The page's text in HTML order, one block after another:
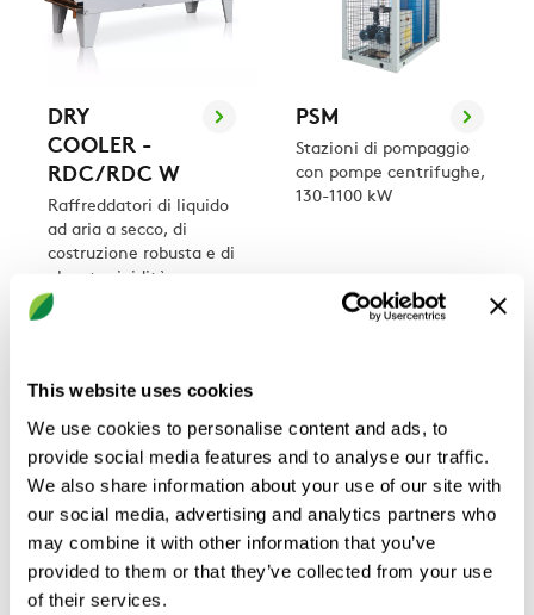
This website uses cookies
We use cookies to personalise content and ads, to
provide social media features and to analyse our traffic.
We also share information about your use of our site with
our social media, advertising and analytics partners who
may combine it with other information that you’ve
provided to them or that they’ve collected from your use
of their services.
DRY
COOLER -
RDC/RDC W
Raffreddatori di liquido
ad aria a secco, di
costruzione robusta e di
elevata rigidità,
utilizzati per
PSM
Stazioni di pompaggio
con pompe centrifughe,
130-1100 kW